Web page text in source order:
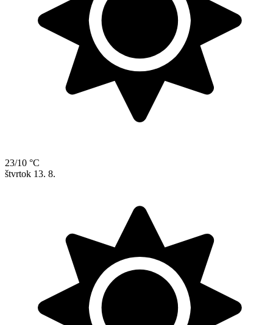
23/10 °C
štvrtok 13. 8.